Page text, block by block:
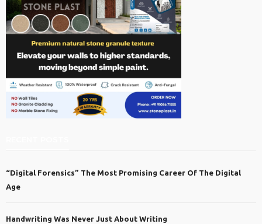
“Digital Forensics” The Most Promising Career Of The Digital
Age
Handwriting Was Never Just About Writing